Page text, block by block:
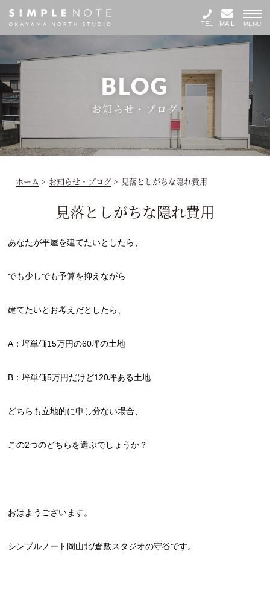
TEL MAIL MENU
BLOG
お知らせ・ブログ
ホーム > お知らせ・ブログ > 見落としがちな隠れ費用
見落としがちな隠れ費用
あなたが平屋を建てたいとしたら、
でも少しでも予算を抑えながら
建てたいとお考えだとしたら、
A：坪単価15万円の60坪の土地
B：坪単価5万円だけど120坪ある土地
どちらも立地的に申し分ない場合、
この2つのどちらを選ぶでしょうか？
おはようございます。
シンプルノート岡山北/倉敷スタジオの守谷です。